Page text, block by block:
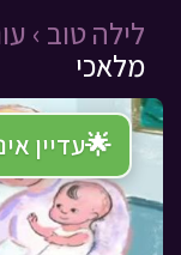
לילה טוב ›
מלאכי
🌟עדיין